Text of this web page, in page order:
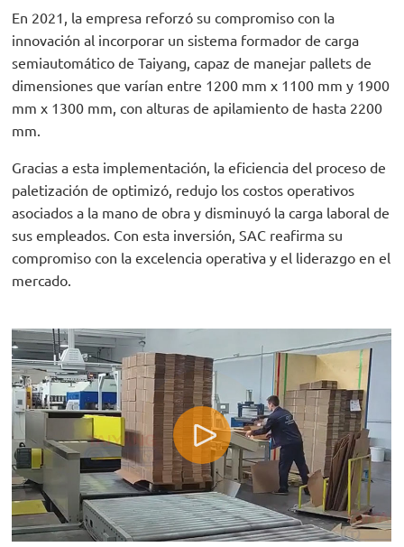
En 2021, la empresa reforzó su compromiso con la
innovación al incorporar un sistema formador de carga
semiautomático de Taiyang, capaz de manejar pallets de
dimensiones que varían entre 1200 mm x 1100 mm y 1900
mm x 1300 mm, con alturas de apilamiento de hasta 2200
mm.
Gracias a esta implementación, la eficiencia del proceso de
paletización de optimizó, redujo los costos operativos
asociados a la mano de obra y disminuyó la carga laboral de
sus empleados. Con esta inversión, SAC reafirma su
compromiso con la excelencia operativa y el liderazgo en el
mercado.